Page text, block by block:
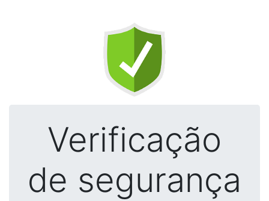
Verificação
de segurança